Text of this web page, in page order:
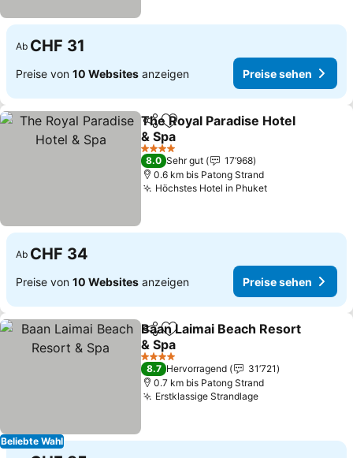
Ab CHF 31
Preise von 10 Websites anzeigen Preise sehen
TeilenZu Favoriten hinzufügen
The Royal Paradise Hotel
& Spa
Preise sehen
4 Sterne
8.0 Sehr gut
17’968
0.6 km bis Patong Strand
Höchstes Hotel in PhuketPreise sehen
Ab CHF 34
Preise von 10 Websites anzeigen Preise sehen
Beliebte Wahl
TeilenZu Favoriten hinzufügen
Baan Laimai Beach Resort
& Spa
Preise sehen
4 Sterne
8.7 Hervorragend
31’721
0.7 km bis Patong Strand
Erstklassige StrandlagePreise sehen